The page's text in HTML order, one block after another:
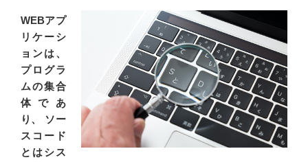
o
k
WEBアプ
リケーシ
ョンは、
プログラ
ムの集合
体であ
り、 ソー
スコード
とはシス